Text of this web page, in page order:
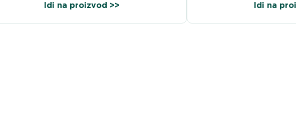
Idi na proizvod >> Idi na